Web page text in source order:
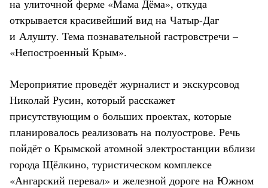
на улиточной ферме «Мама Дёма», откуда
открывается красивейший вид на Чатыр-Даг
и Алушту. Тема познавательной гастровстречи –
«Непостроенный Крым».
Мероприятие проведёт журналист и экскурсовод
Николай Русин, который расскажет
присутствующим о больших проектах, которые
планировалось реализовать на полуострове. Речь
пойдёт о Крымской атомной электростанции вблизи
города Щёлкино, туристическом комплексе
«Ангарский перевал» и железной дороге на Южном